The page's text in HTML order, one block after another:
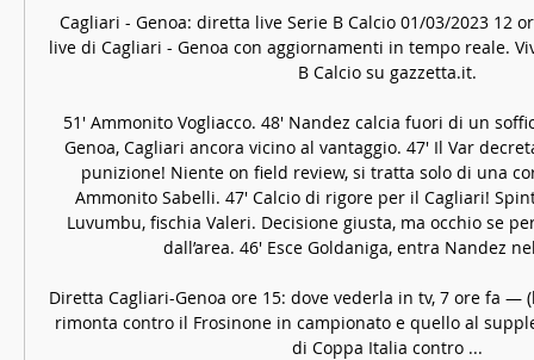
Cagliari - Genoa: diretta live Serie B Calcio 01/03/2023 12
live di Cagliari - Genoa con aggiornamenti in tempo reale.
B Calcio su gazzetta.it.
51′ Ammonito Vogliacco. 48′ Nandez calcia fuori di un
Genoa, Cagliari ancora vicino al vantaggio. 47′ Il Var
punizione! Niente on field review, si tratta solo di una
Ammonito Sabelli. 47′ Calcio di rigore per il Cagliari!
Luvumbu, fischia Valeri. Decisione giusta, ma occhio se
dall’area. 46′ Esce Goldaniga, entra Nandez
Diretta Cagliari-Genoa ore 15: dove vederla in tv, 7 ore fa —
rimonta contro il Frosinone in campionato e quello al
di Coppa Italia contro ...